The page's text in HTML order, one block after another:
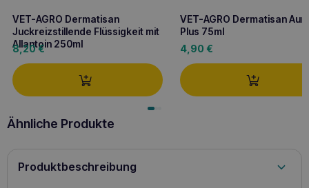
VET-AGRO Dermatisan
Juckreizstillende Flüssigkeit mit
Allantoin 250ml
8,20€
VET-AGRO Dermatisan
Plus 75ml
4,90 €
Ähnliche Produkte
Produktbeschreibung